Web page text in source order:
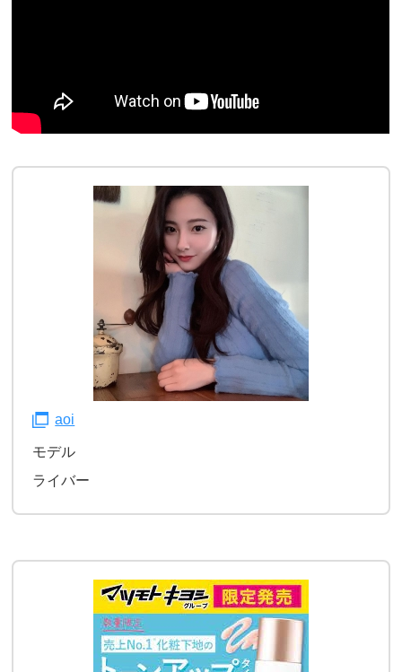
aoi
モデル
ライバー